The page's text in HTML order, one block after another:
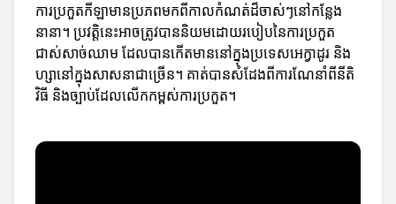
ការប្រកួតកីឡាមានប្រភពមកពីកាលកំណត់ដ៏ចាស់ៗនៅកន្លែង
នានា។ ប្រវត្តិនេះអាចត្រូវបាននិយមដោយរបៀបនៃការប្រកួត
ជាស់សាច់ឈាម ដែលបានកើតមាននៅក្នុងប្រទេសអេក្វាដូរ និង
ហ្សានៅក្នុងសាសនាជាច្រើន។ គាត់បានសំដែងពីការណែនាំពីនីតិ
វិធី និងច្បាប់ដែលលើកកម្ពស់ការប្រកួត។